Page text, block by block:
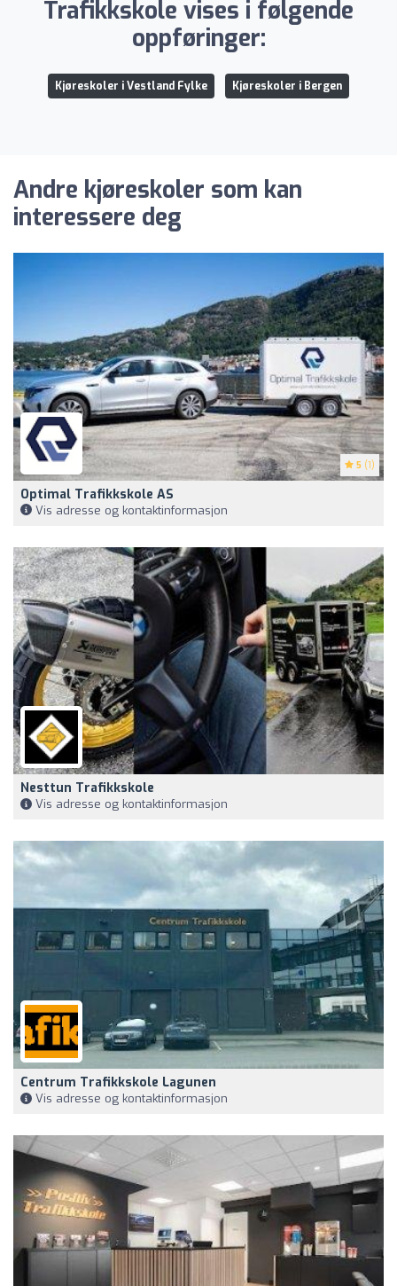
Trafikkskole vises i følgende
oppføringer:
Kjøreskoler i Vestland Fylke Kjøreskoler i Bergen
Andre kjøreskoler som kan
interessere deg
5 (1)
Optimal Trafikkskole AS
Vis adresse og kontaktinformasjon
Nesttun Trafikkskole
Vis adresse og kontaktinformasjon
Centrum Trafikkskole Lagunen
Vis adresse og kontaktinformasjon